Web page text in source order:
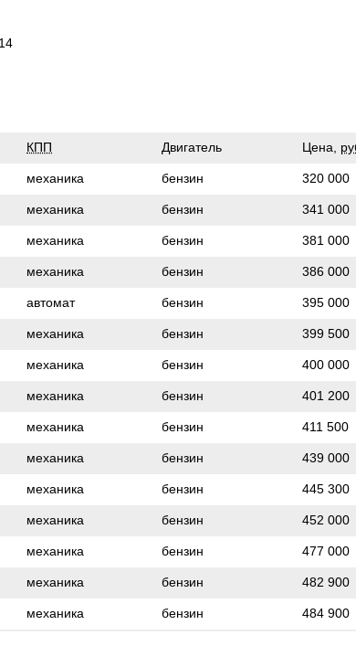
КПП Двигатель Цена,
механика бензин 320 000
механика бензин 341 000
механика бензин 381 000
механика бензин 386 000
автомат бензин 395 000
механика бензин 399 500
механика бензин 400 000
механика бензин 401 200
механика бензин 411 500
механика бензин 439 000
механика бензин 445 300
механика бензин 452 000
механика бензин 477 000
механика бензин 482 900
механика бензин 484 900